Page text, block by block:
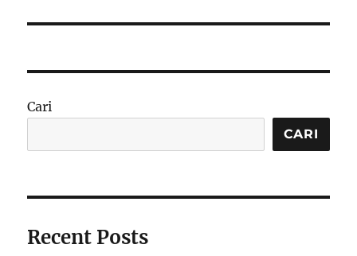
Cari
CARI
Recent Posts